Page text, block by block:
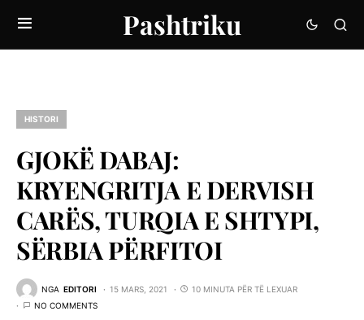
Pashtriku
HISTORI
GJOKË DABAJ:
KRYENGRITJA E DERVISH
CARËS, TURQIA E SHTYPI,
SËRBIA PËRFITOI
NGA EDITORI 15 MARS, 2021
10 MINUTA PËR TË LEXUAR
NO COMMENTS